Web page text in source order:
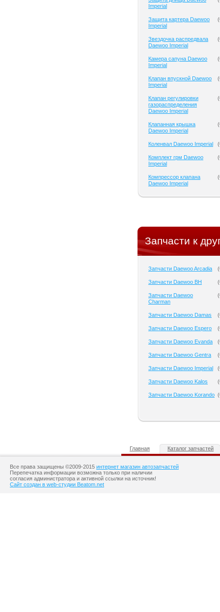
Imperial
Защита картера Daewoo
Imperial
(
Звездочка распредвала
Daewoo Imperial
(
Камера сапуна Daewoo
Imperial
(
Клапан впускной Daewoo
Imperial
(
Клапан регулировки
газораспределения
Daewoo Imperial
(
Клапанная крышка
Daewoo Imperial
(
Коленвал Daewoo Imperial (
Комплект грм Daewoo
Imperial
(
Компрессор клапана
Daewoo Imperial
(
Запчасти к
Запчасти Daewoo Arcadia (
Запчасти Daewoo BH (
Запчасти Daewoo
Charman
(
Запчасти Daewoo Damas (
Запчасти Daewoo Espero (
Запчасти Daewoo Evanda (
Запчасти Daewoo Gentra (
Запчасти Daewoo Imperial (
Запчасти Daewoo Kalos (
Запчасти Daewoo Korando (
Главная Каталог запчастей
Все права защищены ©2009-2015 интернет магазин автозапчастей
Перепечатка информации возможна только при наличии
согласия администратора и активной ссылки на источник!
Сайт создан в web-студии Beatom.net